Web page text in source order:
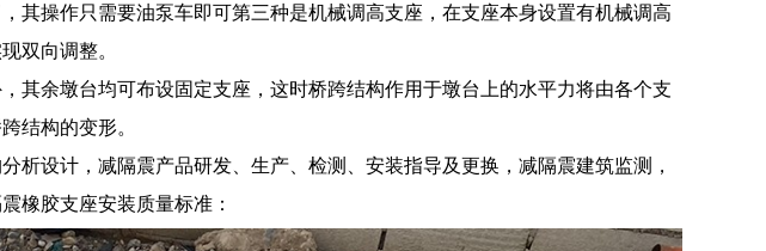
其操作只需要油泵车即可第三种是机械调高支座，在支座本身设置有机械调高
双向调整。
其余墩台均可布设固定支座，这时桥跨结构作用于墩台上的水平力将由各个支
结构的变形。
析设计，减隔震产品研发、生产、检测、安装指导及更换，减隔震建筑监测，
橡胶支座安装质量标准：